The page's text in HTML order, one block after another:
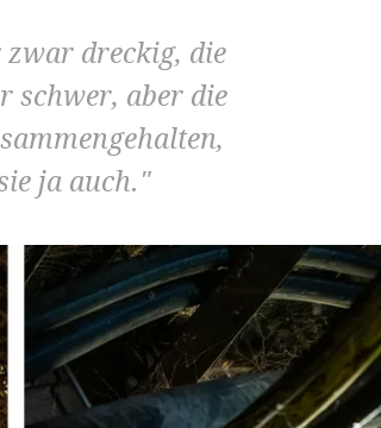
dreckig, die
schwer, aber die
ja auch.